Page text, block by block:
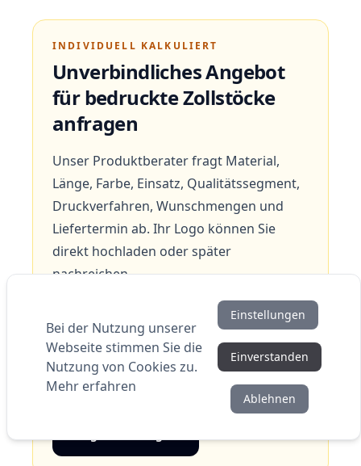
INDIVIDUELL KALKULIERT
Unverbindliches Angebot
für bedruckte Zollstöcke
anfragen
Unser Produktberater fragt Material,
Länge, Farbe, Einsatz, Qualitätssegment,
Druckverfahren, Wunschmengen und
Liefertermin ab. Ihr Logo können Sie
direkt hochladen oder später
nachreichen.
Auf dieser Grundlage prüfen wir passende
Modelle und erstellen ein kostenloses,
unverbindliches Angebot. Mehrere
gewünschte Stückzahlen werden jeweils
separat kalkuliert.
Bei der Nutzung unserer
Webseite stimmen Sie die
Nutzung von Cookies zu.
Mehr erfahren
Einstellungen
Einverstanden
Ablehnen